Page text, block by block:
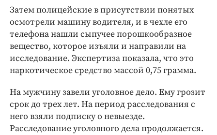
Затем полицейские в присутствии понятых
осмотрели машину водителя, и в чехле его
телефона нашли сыпучее порошкообразное
вещество, которое изъяли и направили на
исследование. Экспертиза показала, что это
наркотическое средство массой 0,75 грамма.
На мужчину завели уголовное дело. Ему грозит
срок до трех лет. На период расследования с
него взяли подписку о невыезде.
Расследование уголовного дела продолжается.